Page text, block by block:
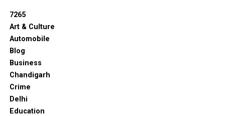
7265
Art & Culture
Automobile
Blog
Business
Chandigarh
Crime
Delhi
Education